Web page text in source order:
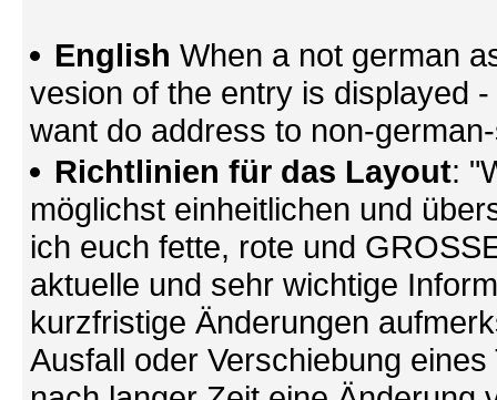
English When a not german
vesion of the entry is displayed
want do address to non-
Richtlinien für das Layout:
möglichst einheitlichen und
ich euch fette, rote und
aktuelle und sehr wichtige
kurzfristige Änderungen
Ausfall oder Verschiebung